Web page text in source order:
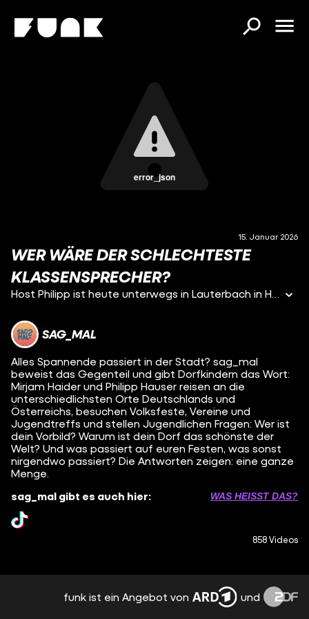
error_json
15. Januar 2026
WER WÄRE DER SCHLECHTESTE
KLASSENSPRECHER?
Host Philipp ist heute unterwegs in Lauterbach in Hessen.
SAG_MAL
Alles Spannende passiert in der Stadt? sag_mal
beweist das Gegenteil und gibt Dorfkindern das Wort:
Mirjam Haider und Philipp Hauser reisen an die
unterschiedlichsten Orte Deutschlands und
Österreichs, besuchen Volksfeste, Vereine und
Jugendtreffs und stellen Jugendlichen Fragen: Wer ist
dein Vorbild? Warum ist dein Dorf das schönste der
Welt? Und was passiert auf euren Festen, was sonst
nirgendwo passiert? Die Antworten zeigen: eine ganze
Menge.
sag_mal gibt es auch hier:
WAS HEISST DAS?
858 Videos
funk ist ein Angebot von und